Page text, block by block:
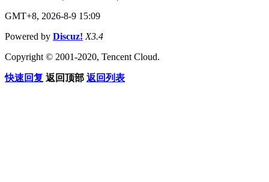
GMT+8, 2026-8-9 15:09
Powered by Discuz! X3.4
Copyright © 2001-2020, Tencent Cloud.
快速回复 返回顶部 返回列表